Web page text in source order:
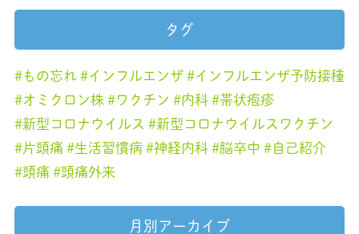
タグ
もの忘れ インフルエンザ
インフルエンザ予防接種
オミクロン株
ワクチン 内科
帯状疱疹
新型コロナウイルス
新型コロナウイルスワクチン
片頭痛
生活習慣病 神経内科 脳卒中
自己紹介
頭痛
頭痛外来
月別アーカイブ